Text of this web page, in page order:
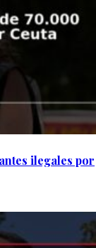
ilegales por